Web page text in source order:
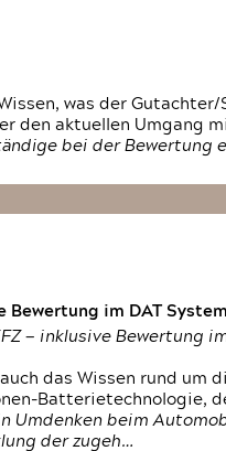
was der
den aktuellen Umgang
bei der Bewertung
im DAT
— inklusive Bewertung
das Wissen rund um
Batterietechnologie,
Umdenken beim
der zugeh…